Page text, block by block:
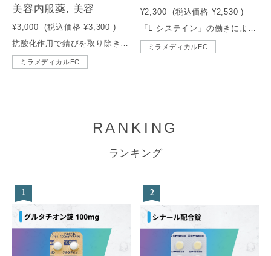
美容内服薬, 美容
¥3,000 (税込価格 ¥3,300 )
ミラメディカルEC
¥2,300 (税込価格 ¥2,530 )
ミラメディカルEC
RANKING
ランキング
1 2